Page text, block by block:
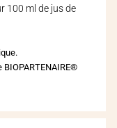
100 ml de jus de